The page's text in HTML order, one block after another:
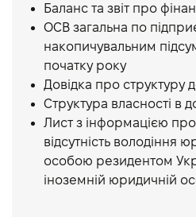
Баланс та звіт про
ОСВ загальна по
накопичувальним
початку року
Довідка про структуру
Структура власності в
Лист з інформацією про
відсутність володіння
особою резидентом
іноземній юридичній